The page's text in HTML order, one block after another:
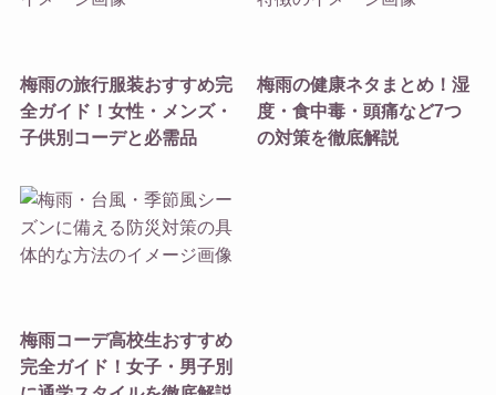
梅雨の旅行服装おすすめ完
全ガイド！女性・メンズ・
子供別コーデと必需品
梅雨の健康ネタまとめ！湿
度・食中毒・頭痛など7つ
の対策を徹底解説
梅雨コーデ高校生おすすめ
完全ガイド！女子・男子別